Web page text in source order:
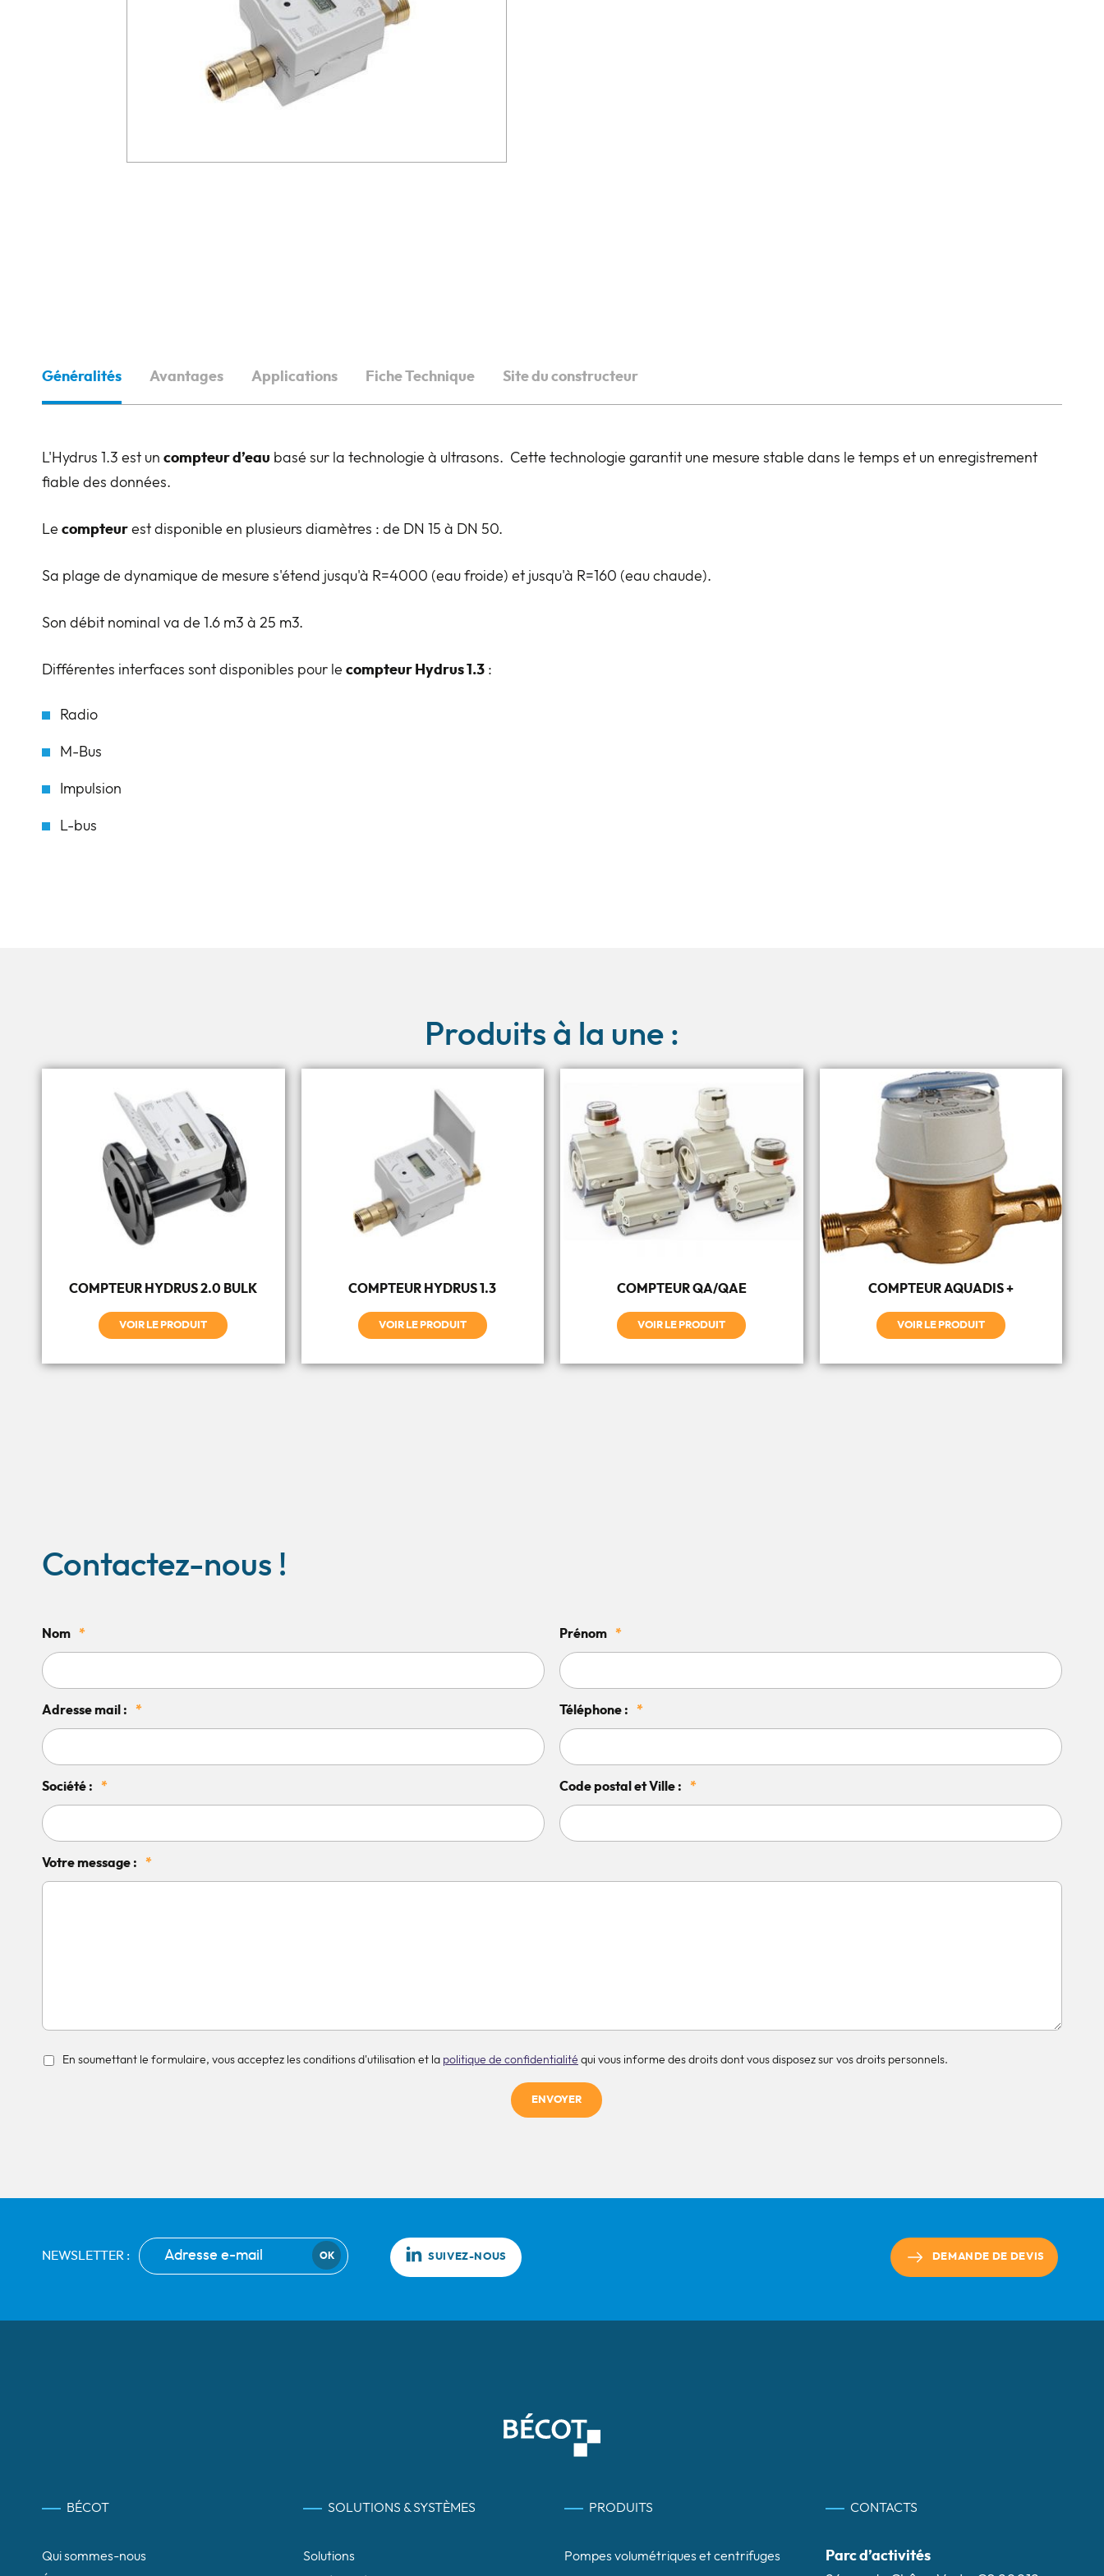
Généralités Avantages Applications Fiche Technique Site du constructeur
L'Hydrus 1.3 est un compteur d’eau basé sur la technologie à ultrasons. Cette technologie garantit une mesure stable dans le temps et un enregistrement
fiable des données.
Le compteur est disponible en plusieurs diamètres : de DN 15 à DN 50.
Sa plage de dynamique de mesure s'étend jusqu'à R=4000 (eau froide) et jusqu'à R=160 (eau chaude).
Son débit nominal va de 1.6 m3 à 25 m3.
Différentes interfaces sont disponibles pour le compteur Hydrus 1.3 :
Radio
M-Bus
Impulsion
L-bus
Produits à la une :
COMPTEUR HYDRUS 2.0 BULK
VOIR LE PRODUIT
COMPTEUR HYDRUS 1.3
VOIR LE PRODUIT
COMPTEUR QA/QAE
VOIR LE PRODUIT
COMPTEUR AQUADIS +
VOIR LE PRODUIT
Contactez-nous !
Nom * Prénom *
Adresse mail : * Téléphone : *
Société : * Code postal et Ville : *
Votre message : *
En soumettant le formulaire, vous acceptez les conditions d'utilisation et la politique de confidentialité qui vous informe des droits dont vous disposez sur vos droits personnels.
ENVOYER
NEWSLETTER : OK SUIVEZ-NOUS DEMANDE DE DEVIS
BÉCOT
Qui sommes-nous
SOLUTIONS & SYSTÈMES
Solutions
PRODUITS
Pompes volumétriques et centrifuges
CONTACTS
Parc d’activités